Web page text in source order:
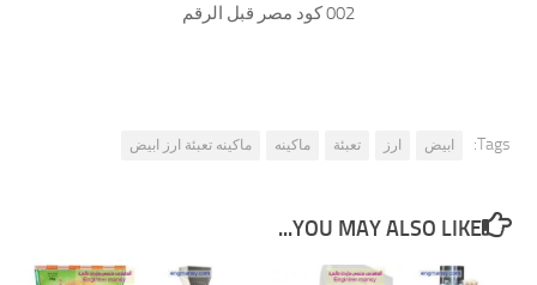
002 كود مصر قبل الرقم
Tags: ابيض ارز تعبئة ماكينه ماكينه تعبئة ارز ابيض
YOU MAY ALSO LIKE...